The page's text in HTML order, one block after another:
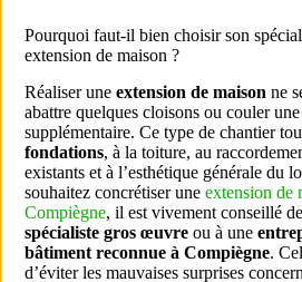
Pourquoi faut-il bien choisir son
extension de maison ?
Réaliser une extension de maison ne
abattre quelques cloisons ou couler
supplémentaire. Ce type de chantier
fondations, à la toiture, au
existants et à l’esthétique générale du
souhaitez concrétiser une extension de
Compiègne, il est vivement conseillé
spécialiste gros œuvre ou à une
bâtiment reconnue à Compiègne.
d’éviter les mauvaises surprises